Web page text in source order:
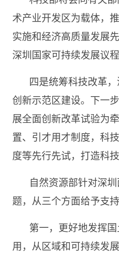
术产业开发区为载体，
实施和经济高质量发展
深圳国家可持续发展议
四是统筹科技改革
创新示范区建设。下一
展全面创新改革试验为
置、引才用才制度，科
度等先行先试，打造科
自然资源部针对深
题，从三个方面给予支持
第一，更好地发挥
用，从区域和可持续发